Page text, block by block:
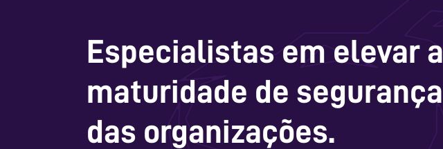
Especialistas em elevar a
maturidade de segurança
das organizações.